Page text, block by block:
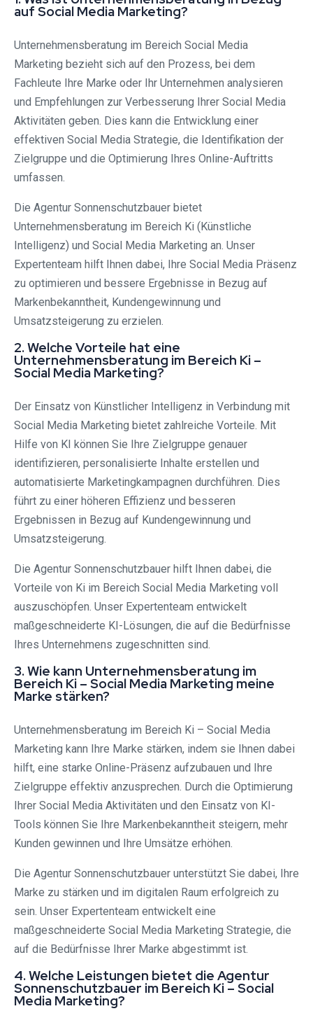
auf Social Media Marketing?
Unternehmensberatung im Bereich Social Media
Marketing bezieht sich auf den Prozess, bei dem
Fachleute Ihre Marke oder Ihr Unternehmen analysieren
und Empfehlungen zur Verbesserung Ihrer Social Media
Aktivitäten geben. Dies kann die Entwicklung einer
effektiven Social Media Strategie, die Identifikation der
Zielgruppe und die Optimierung Ihres Online-Auftritts
umfassen.
Die Agentur Sonnenschutzbauer bietet
Unternehmensberatung im Bereich Ki (Künstliche
Intelligenz) und Social Media Marketing an. Unser
Expertenteam hilft Ihnen dabei, Ihre Social Media Präsenz
zu optimieren und bessere Ergebnisse in Bezug auf
Markenbekanntheit, Kundengewinnung und
Umsatzsteigerung zu erzielen.
2. Welche Vorteile hat eine
Unternehmensberatung im Bereich Ki –
Social Media Marketing?
Der Einsatz von Künstlicher Intelligenz in Verbindung mit
Social Media Marketing bietet zahlreiche Vorteile. Mit
Hilfe von KI können Sie Ihre Zielgruppe genauer
identifizieren, personalisierte Inhalte erstellen und
automatisierte Marketingkampagnen durchführen. Dies
führt zu einer höheren Effizienz und besseren
Ergebnissen in Bezug auf Kundengewinnung und
Umsatzsteigerung.
Die Agentur Sonnenschutzbauer hilft Ihnen dabei, die
Vorteile von Ki im Bereich Social Media Marketing voll
auszuschöpfen. Unser Expertenteam entwickelt
maßgeschneiderte KI-Lösungen, die auf die Bedürfnisse
Ihres Unternehmens zugeschnitten sind.
3. Wie kann Unternehmensberatung im
Bereich Ki – Social Media Marketing meine
Marke stärken?
Unternehmensberatung im Bereich Ki – Social Media
Marketing kann Ihre Marke stärken, indem sie Ihnen dabei
hilft, eine starke Online-Präsenz aufzubauen und Ihre
Zielgruppe effektiv anzusprechen. Durch die Optimierung
Ihrer Social Media Aktivitäten und den Einsatz von KI-
Tools können Sie Ihre Markenbekanntheit steigern, mehr
Kunden gewinnen und Ihre Umsätze erhöhen.
Die Agentur Sonnenschutzbauer unterstützt Sie dabei, Ihre
Marke zu stärken und im digitalen Raum erfolgreich zu
sein. Unser Expertenteam entwickelt eine
maßgeschneiderte Social Media Marketing Strategie, die
auf die Bedürfnisse Ihrer Marke abgestimmt ist.
4. Welche Leistungen bietet die Agentur
Sonnenschutzbauer im Bereich Ki – Social
Media Marketing?